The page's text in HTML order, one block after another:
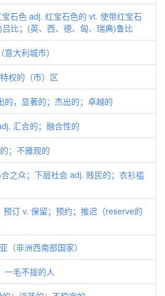
色 adj. 红宝石色的 vt. 使带红宝石
比；(英、西、德、匈、瑞典)鲁比
大利城市）
的（市）区
，显著的；杰出的；卓越的
汇合的；融合性的
不雅观的
众；下层社会 adj. 贱民的；衣衫褴
v. 保留；预约；推迟（reserve的
非洲西南部国家）
毛不拔的人